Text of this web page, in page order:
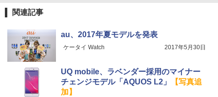
関連記事
au、2017年夏モデルを発表
ケータイ Watch 2017年5月30日
UQ mobile、ラベンダー採用のマイナー
チェンジモデル「AQUOS L2」
【写真追
加】